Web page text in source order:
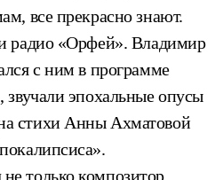
все прекрасно знают.
радио «Орфей». Владимир
с ним в программе
звучали эпохальные опусы
стихи Анны Ахматовой
только композитор,